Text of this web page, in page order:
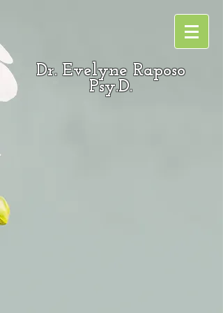
Dr. Evelyne Raposo
Psy.D.